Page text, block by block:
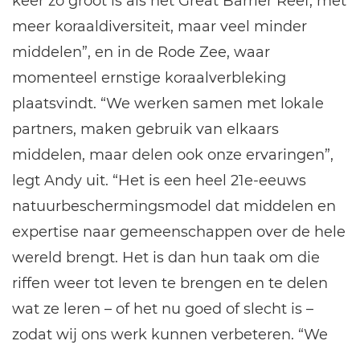
meer koraaldiversiteit, maar veel minder
middelen”, en in de Rode Zee, waar
momenteel ernstige koraalverbleking
plaatsvindt. “We werken samen met lokale
partners, maken gebruik van elkaars
middelen, maar delen ook onze ervaringen”,
legt Andy uit. “Het is een heel 21e-eeuws
natuurbeschermingsmodel dat middelen en
expertise naar gemeenschappen over de hele
wereld brengt. Het is dan hun taak om die
riffen weer tot leven te brengen en te delen
wat ze leren – of het nu goed of slecht is –
zodat wij ons werk kunnen verbeteren. “We